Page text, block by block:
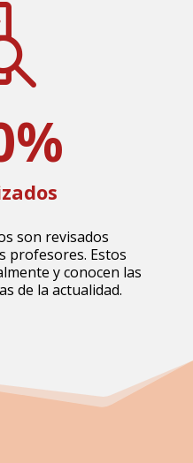
%
son revisados
profesores. Estos
y conocen las
de la actualidad.